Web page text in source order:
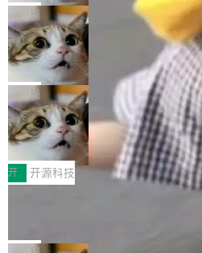
工具升级为企业的质量基础设施。
现实 过去两年，CIO们的焦虑清单上
一是如何让大模型和智能体应用安全
向生产，二是如何让测试团队跟得上
章从一个简单的例子切入。一个网站
设置，如果用布尔值 + 可空字段来
ean 表示是否可切换，nullable 的默
色方案、深色方案——会产生大量无
合。方案缺了、配置冲突了、全 null
哪些组合有效，作者说，你得靠"文
者部落知识"。 换个写法。Rust 的
变体：Switchable...
S。如果你只看官方博客，你会觉得
个"AI 知识库 + 聊天机器人"——每个
做，没什么新鲜的。 但 Kenton
r 上把事情说清楚了： 今天我们发布
re OS，一个带连接器的聊天机器人
有科技公司做的一样。只不过，实际
样。这是 Sandstorm.io 的重制版，
那个创业公司。不同的是，这次它构
lare Workers 上——我花了九年时间
——并且深度集成了 AI。这基本上是
局
Deno 团队开源 Celld，可自托管
布式 Durable Objects
Ryan Dahl 领导的 Deno 团队推出了
目 Celld，一个能在自己机器上运行
Workers 和 Durable Objects 的守护
计思路很直接：每个对象是一个独立
数据库，按名称寻址，复制到你自己
存储库里。节点之间只通过这个存
没有控制平面，没有共识协议。每个
个小型数据库，应用天然按分片构建
库的竞争和爆炸半径问题在设计层面
了。 闲置的 cell 会休眠到几乎不占
局
鲁大师7月新机性能/流畅/AI榜：
性能、流畅双第一，三星Galaxy
新折叠缺席
2026年7月的手机市场，由于存储等
增，手机厂商的日子也不好过啊，新
放缓，因此硝烟味淡了许多。新机参
Fold8 / Z Flip8）外，其余要么是中
例如iQOO Z11i、REDMI Note 17、
开 开源科技
Zed 编辑器团队发布了新项目
个在 git commit 之间记录每一次编